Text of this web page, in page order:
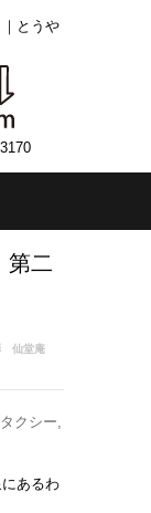
とうや
第二
仙堂庵
クシー,
あるわ